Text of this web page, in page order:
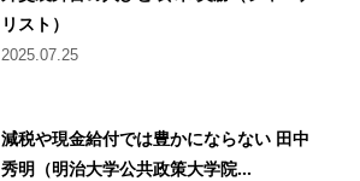
リスト）
2025.07.25
減税や現金給付では豊かにならない 田中
秀明（明治大学公共政策大学院...